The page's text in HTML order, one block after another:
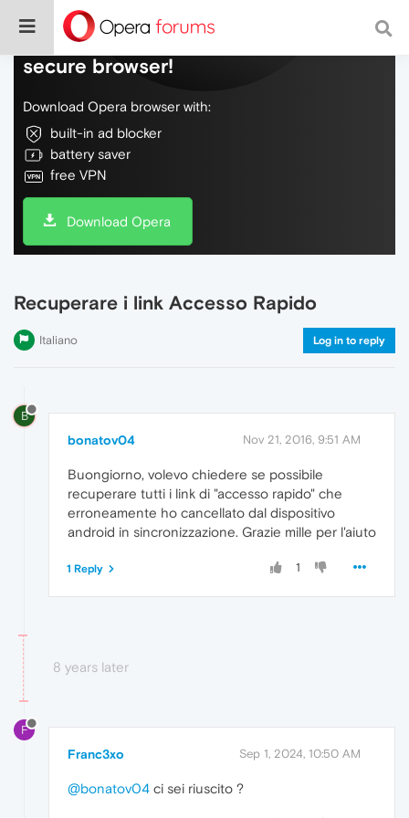
Do more on the web, with a fast and
secure browser!
Download Opera browser with:
built-in ad blocker
battery saver
free VPN
Download Opera
Recuperare i link Accesso Rapido
Italiano Log in to reply
B
bonatov04 Nov 21, 2016, 9:51 AM
Buongiorno, volevo chiedere se possibile
recuperare tutti i link di "accesso rapido" che
erroneamente ho cancellato dal dispositivo
android in sincronizzazione. Grazie mille per l'aiuto
1
1 Reply
8 years later
F
Franc3xo Sep 1, 2024, 10:50 AM
@bonatov04 ci sei riuscito ?